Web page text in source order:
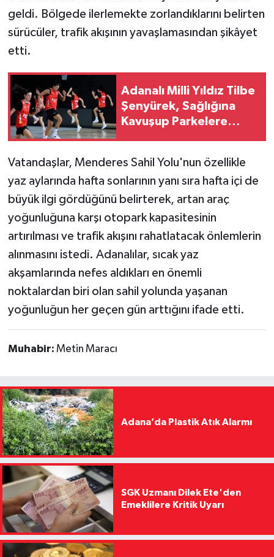
geldi. Bölgede ilerlemekte zorlandıklarını belirten
sürücüler, trafik akışının yavaşlamasından şikâyet
etti.
Adanalı Milli Yıldız Tilbe
Şenyürek, Sağlığına
Kavuşup Parkelere
Vatandaşlar, Menderes Sahil Yolu'nun özellikle
yaz aylarında hafta sonlarının yanı sıra hafta içi de
büyük ilgi gördüğünü belirterek, artan araç
yoğunluğuna karşı otopark kapasitesinin
artırılması ve trafik akışını rahatlatacak önlemlerin
alınmasını istedi. Adanalılar, sıcak yaz
akşamlarında nefes aldıkları en önemli
noktalardan biri olan sahil yolunda yaşanan
yoğunluğun her geçen gün arttığını ifade etti.
Muhabir: Metin Maracı
Adana’da Plastik Atık Alarmı
SGK Uzmanı Dilek Ete'den
Emeklilere Kritik Uyarı